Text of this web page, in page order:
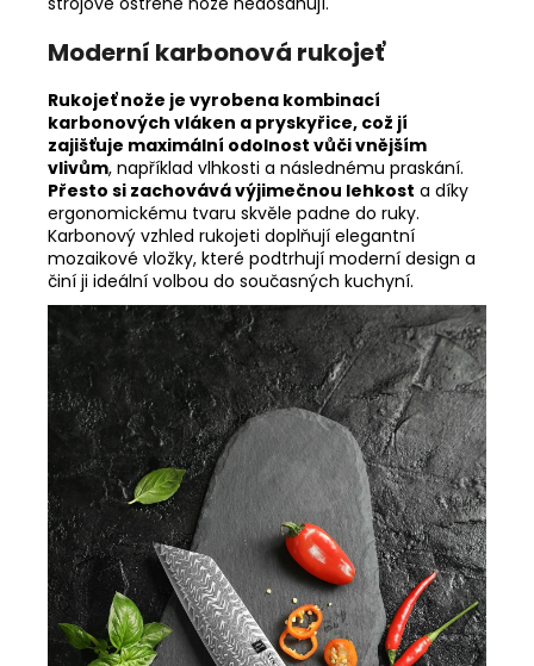
Moderní karbonová rukojeť
Rukojeť nože je vyrobena kombinací
karbonových vláken a pryskyřice, což jí
zajišťuje maximální odolnost vůči vnějším
vlivům, například vlhkosti a následnému praskání.
Přesto si zachovává výjimečnou lehkost a díky
ergonomickému tvaru skvěle padne do ruky.
Karbonový vzhled rukojeti doplňují elegantní
mozaikové vložky, které podtrhují moderní design a
činí ji ideální volbou do současných kuchyní.